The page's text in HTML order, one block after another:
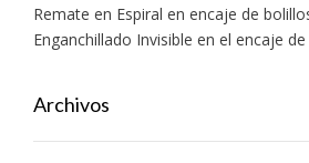
Remate en Espiral en encaje de
Enganchillado Invisible en el encaje
Archivos